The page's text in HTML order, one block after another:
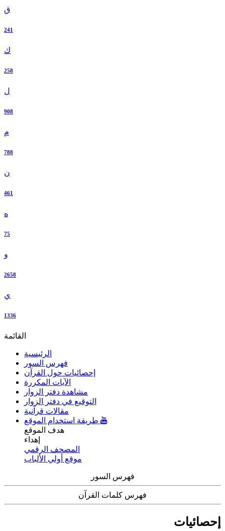
ق
241
ك
258
ل
908
م
788
ن
461
ه
75
و
2658
ي
1336
القائمة
الرئيسية
فهرس السور
إحصائيات حول القرآن
الآيات المكررة
مشاهدة دفتر الزوار
التوقيع في دفتر الزوار
مقالات قرآنية
هدف الموقع
إهداء
المصحف الرقمي
موقع أولي الألباب
فهرس السور
فهرس كلمات القرآن
إحصائيات